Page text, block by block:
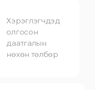
Хэрэглэгчдэд
олгосон
даатгалын
нөхөн төлбөр